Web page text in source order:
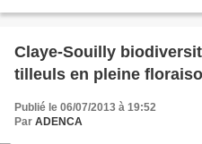
Claye-Souilly
tilleuls en pleine
Publié le 06/07/2013 à 19:52
Par ADENCA